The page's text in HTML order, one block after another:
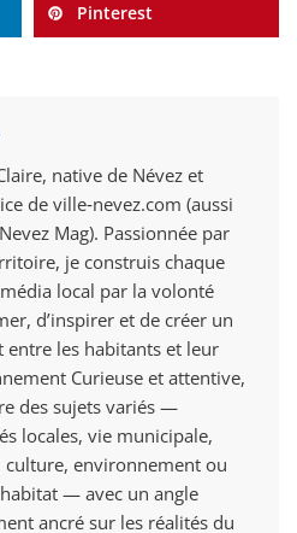
Pinterest
native de Névez et
de ville‑nevez.com (aussi
Mag). Passionnée par
je construis chaque
local par la volonté
d’inspirer et de créer un
entre les habitants et leur
Curieuse et attentive,
des sujets variés —
locales, vie municipale,
culture, environnement ou
— avec un angle
ancré sur les réalités du